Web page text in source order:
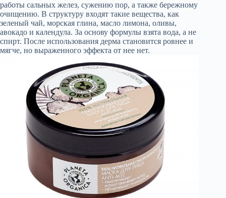
работы сальных желез, сужению пор, а также бережному
очищению. В структуру входят такие вещества, как
зеленый чай, морская глина, масло лимона, оливы,
авокадо и календула. За основу формулы взята вода, а не
спирт. После использования дерма становится ровнее и
мягче, но выраженного эффекта от нее нет.